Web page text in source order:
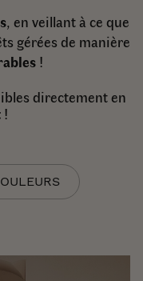
, en veillant à ce que
gérées de manière
!
directement en
!